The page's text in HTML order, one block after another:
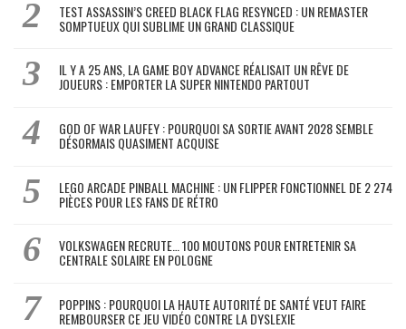
TEST ASSASSIN’S CREED BLACK FLAG RESYNCED : UN REMASTER
SOMPTUEUX QUI SUBLIME UN GRAND CLASSIQUE
IL Y A 25 ANS, LA GAME BOY ADVANCE RÉALISAIT UN RÊVE DE
JOUEURS : EMPORTER LA SUPER NINTENDO PARTOUT
GOD OF WAR LAUFEY : POURQUOI SA SORTIE AVANT 2028 SEMBLE
DÉSORMAIS QUASIMENT ACQUISE
LEGO ARCADE PINBALL MACHINE : UN FLIPPER FONCTIONNEL DE 2 274
PIÈCES POUR LES FANS DE RÉTRO
VOLKSWAGEN RECRUTE… 100 MOUTONS POUR ENTRETENIR SA
CENTRALE SOLAIRE EN POLOGNE
POPPINS : POURQUOI LA HAUTE AUTORITÉ DE SANTÉ VEUT FAIRE
REMBOURSER CE JEU VIDÉO CONTRE LA DYSLEXIE